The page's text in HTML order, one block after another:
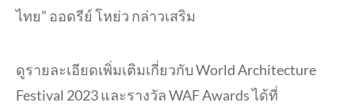
ไทย” ออดรีย์ โหย่ว กล่าวเสริม
ดูรายละเอียดเพิ่มเติมเกี่ยวกับ World Architecture
Festival 2023 และรางวัล WAF Awards ได้ที่